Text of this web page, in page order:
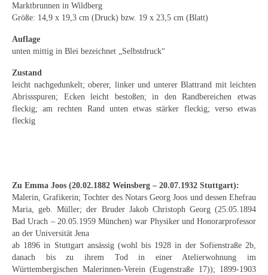
Richard Sprick
Helmut Diekmann
Hermann Dieste
Ferdinand Springer
Arne Siegfried
Curt Wittenbecher
Weitere Künstler nach 1945
Marktbrunnen in Wildberg
Größe: 14,9 x 19,3 cm (Druck) bzw. 19 x 23,5 cm (Blatt)
Auflage
unten mittig in Blei bezeichnet „Selbstdruck“
Zustand
leicht nachgedunkelt; oberer, linker und unterer Blattrand mit leichten
Abrissspuren; Ecken leicht bestoßen; in den Randbereichen etwas
fleckig; am rechten Rand unten etwas stärker fleckig; verso etwas
fleckig
Zu Emma Joos (20.02.1882 Weinsberg – 20.07.1932 Stuttgart):
Malerin, Grafikerin; Tochter des Notars Georg Joos und dessen Ehefrau
Maria, geb. Müller; der Bruder Jakob Christoph Georg (25.05.1894
Bad Urach – 20.05.1959 München) war Physiker und Honorarprofessor
an der Universität Jena
ab 1896 in Stuttgart ansässig (wohl bis 1928 in der Sofienstraße 2b,
danach bis zu ihrem Tod in einer Atelierwohnung im
Württembergischen Malerinnen-Verein (Eugenstraße 17)); 1899-1903